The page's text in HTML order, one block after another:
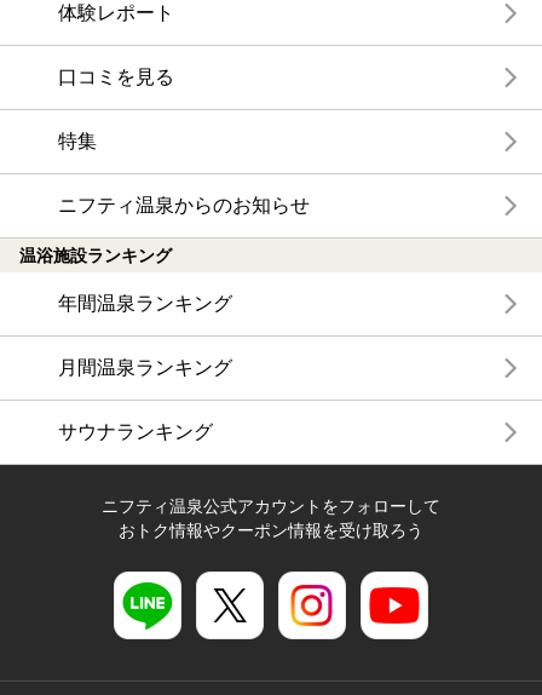
体験レポート
口コミを見る
特集
ニフティ温泉からのお知らせ
温浴施設ランキング
年間温泉ランキング
月間温泉ランキング
サウナランキング
ニフティ温泉公式アカウントをフォローして
おトク情報やクーポン情報を受け取ろう